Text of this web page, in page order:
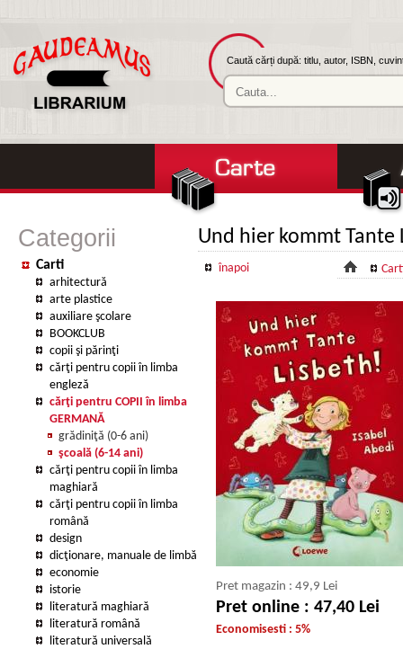
Caută cărți după: titlu, autor, ISBN,
Categorii
Carti
arhitectură
arte plastice
auxiliare şcolare
BOOKCLUB
copii şi părinţi
cărţi pentru copii în limba
engleză
cărţi pentru COPII în limba
GERMANĂ
grădiniţă (0-6 ani)
şcoală (6-14 ani)
cărţi pentru copii în limba
maghiară
cărţi pentru copii în limba
română
design
dicţionare, manuale de limbă
economie
istorie
literatură maghiară
literatură română
literatură universală
Und hier kommt Tante
înapoi
Pret magazin : 49,9 Lei
Pret online : 47,40 Lei
Economisesti : 5%